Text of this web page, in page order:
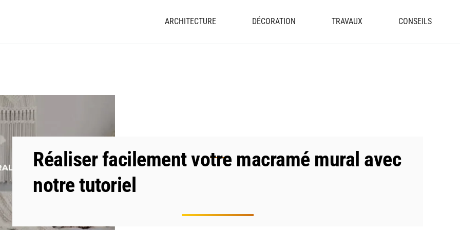
ARCHITECTURE DÉCORATION TRAVAUX CONSEILS
Réaliser facilement votre macramé mural avec
notre tutoriel